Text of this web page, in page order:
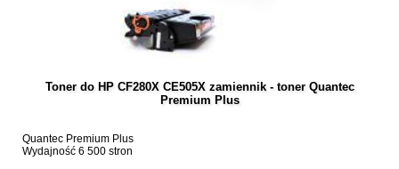
Toner do HP CF280X CE505X zamiennik - toner Quantec
Premium Plus
Quantec Premium Plus
Wydajność 6 500 stron